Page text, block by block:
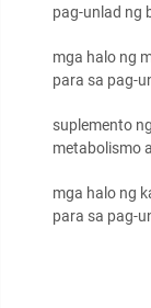
pag-unlad ng
mga halo ng
para sa pag-
suplemento
metabolismo
mga halo ng
para sa pag-